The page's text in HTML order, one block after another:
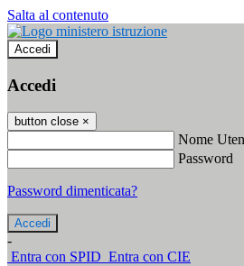
Salta al contenuto
Accedi
Accedi
button close ×
Nome
Password
Password dimenticata?
-
Entra con SPID Entra con CIE